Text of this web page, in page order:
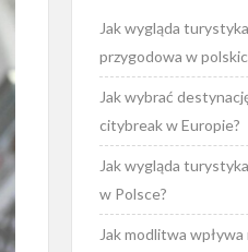
Jak wygląda turystyka
przygodowa w
Jak wybrać
citybreak w Europie?
Jak wygląda
w Polsce?
Jak modlitwa wpływa